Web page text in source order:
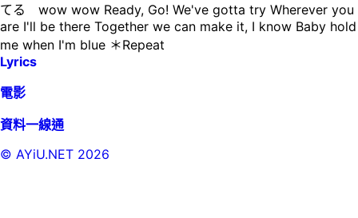
てる wow wow Ready, Go! We've gotta try Wherever you
are I'll be there Together we can make it, I know Baby hold
me when I'm blue ＊Repeat
Lyrics
電影
資料一線通
© AYiU.NET 2026